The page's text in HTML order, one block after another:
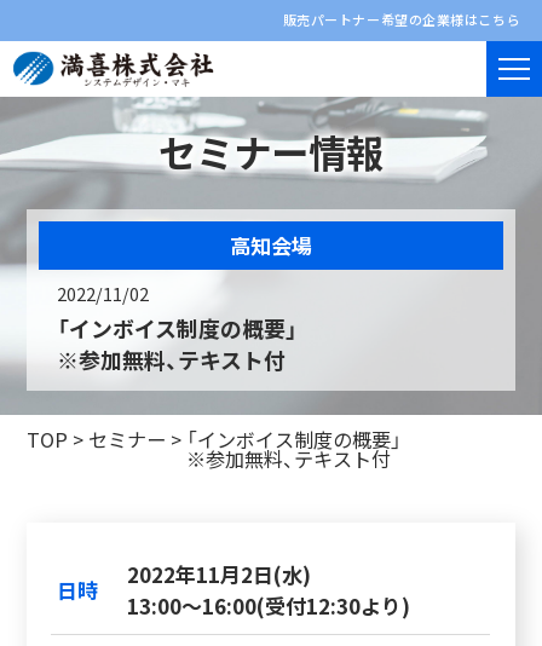
販売パートナー希望の企業様はこちら
セミナー情報
高知会場
2022/11/02
「インボイス制度の概要」
※参加無料、テキスト付
TOP > セミナー > 「インボイス制度の概要」
※参加無料、テキスト付
日時
2022年11月2日(水)
13:00～16:00(受付12:30より)